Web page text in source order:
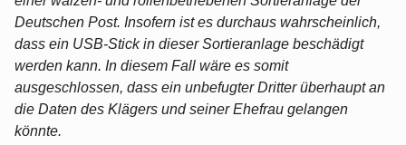
Deutschen Post. Insofern ist es durchaus wahrscheinlich,
dass ein USB-Stick in dieser Sortieranlage beschädigt
werden kann. In diesem Fall wäre es somit
ausgeschlossen, dass ein unbefugter Dritter überhaupt an
die Daten des Klägers und seiner Ehefrau gelangen
könnte.